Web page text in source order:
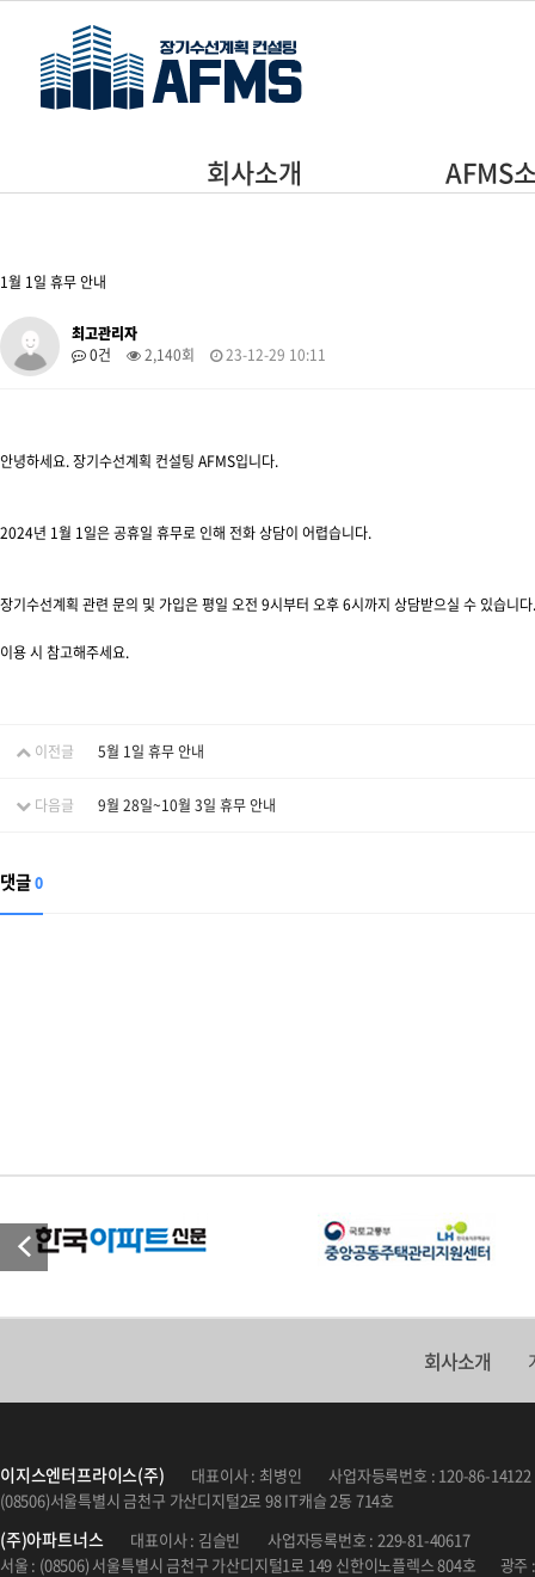
회사소개 AFMS
1월 1일 휴무 안내
최고관리자
0건
2,140회 23-12-29 10:11
안녕하세요. 장기수선계획 컨설팅 AFMS입니다.
2024년 1월 1일은 공휴일 휴무로 인해 전화 상담이 어렵습니다.
장기수선계획 관련 문의 및 가입은 평일 오전 9시부터 오후 6시까지 상담받으실 수 있습니다.
이용 시 참고해주세요.
이전글 5월 1일 휴무 안내
다음글 9월 28일~10월 3일 휴무 안내
댓글0
회사소개
이지스엔터프라이스(주) 대표이사 : 최병인
사업자등록번호 : 120-86-14122
(08506)서울특별시 금천구 가산디지털2로 98 IT캐슬 2동 714호
(주)아파트너스 대표이사 : 김슬빈
사업자등록번호 : 229-81-40617
서울 : (08506) 서울특별시 금천구 가산디지털1로 149 신한이노플렉스 804호
광주